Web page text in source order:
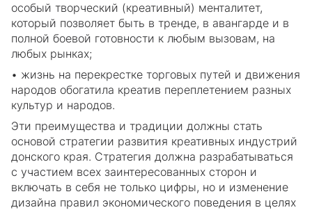
особый творческий (креативный) менталитет,
который позволяет быть в тренде, в авангарде и в
полной боевой готовности к любым вызовам, на
любых рынках;
• жизнь на перекрестке торговых путей и движения
народов обогатила креатив переплетением разных
культур и народов.
Эти преимущества и традиции должны стать
основой стратегии развития креативных индустрий
донского края. Стратегия должна разрабатываться
с участием всех заинтересованных сторон и
включать в себя не только цифры, но и изменение
дизайна правил экономического поведения в целях